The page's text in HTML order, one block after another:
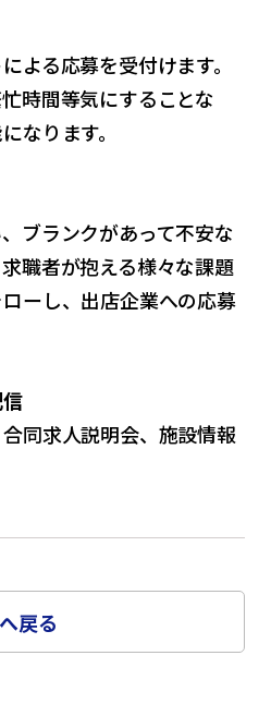
よる応募を受付けます。
時間等気にすることな
なります。
ブランクがあって不安な
職者が抱える様々な課題
ーし、出店企業への応募
同求人説明会、施設情報
戻る